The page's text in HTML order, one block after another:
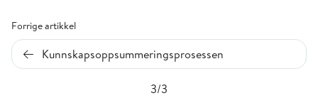
Forrige artikkel
Kunnskapsoppsummeringsprosessen
3/3